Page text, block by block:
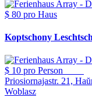
$ 80 pro Haus
Koptschony Leschtsch
$ 10 pro Person
Priosiornajastr. 21,
Woblasz